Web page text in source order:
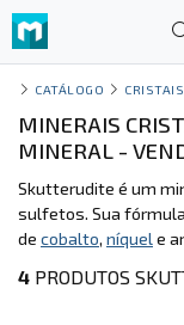
CATÁLOGO CRISTAIS
MINERAIS
MINERAL -
Skutterudite é um
sulfetos. Sua fórmula
de cobalto, níquel e
4 PRODUTOS